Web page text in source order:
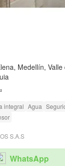
Medellín, Valle
integral Agua
S.A.S
WhatsApp